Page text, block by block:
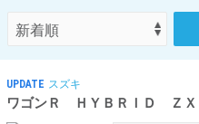
UPDATE スズキ
ワゴンＲ ＨＹＢＲＩＤ Ｚ